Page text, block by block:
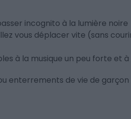
incognito à la lumière noire
vous déplacer vite (sans
à la musique un peu forte et
enterrements de vie de